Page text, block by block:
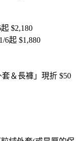
$2,180
6起 $1,880
＆長褲」現折 $50